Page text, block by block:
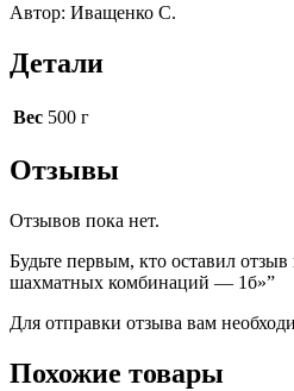
Автор: Иващенко С.
Детали
Вес 500 г
Отзывы
Отзывов пока нет.
Будьте первым, кто оставил
шахматных комбинаций — 1б»”
Для отправки отзыва вам
Похожие товары